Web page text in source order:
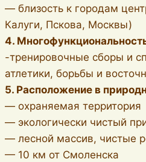
— близость к городам
Калуги, Пскова, Москвы)
4.
-тренировочные сборы и
атлетики, борьбы и
5. Расположение в
— охраняемая территория
— экологически чистый
— лесной массив, чистые
— 10 км от Смоленска